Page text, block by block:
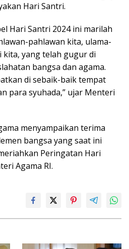
Hari Santri.
Hari Santri 2024 ini marilah
pahlawan kita, ulama-
yang telah gugur di
bangsa dan agama.
di sebaik-baik tempat
para syuhada,” ujar Menteri
menyampaikan terima
bangsa yang saat ini
Peringatan Hari
Agama RI.